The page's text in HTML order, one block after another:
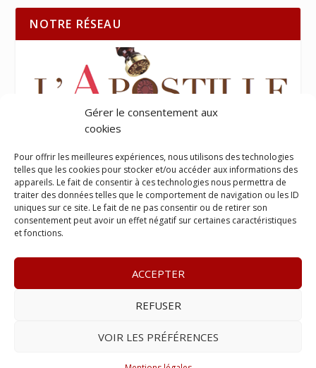
Gérer le consentement aux
cookies
Pour offrir les meilleures expériences, nous utilisons des technologies
telles que les cookies pour stocker et/ou accéder aux informations des
appareils. Le fait de consentir à ces technologies nous permettra de
traiter des données telles que le comportement de navigation ou les ID
uniques sur ce site. Le fait de ne pas consentir ou de retirer son
consentement peut avoir un effet négatif sur certaines caractéristiques
et fonctions.
ACCEPTER
REFUSER
VOIR LES PRÉFÉRENCES
NOTRE RÉSEAU
– www.lelegis.fr –Zone Franche Cité Dillon
– E-mail :contact@lelegis.fr–